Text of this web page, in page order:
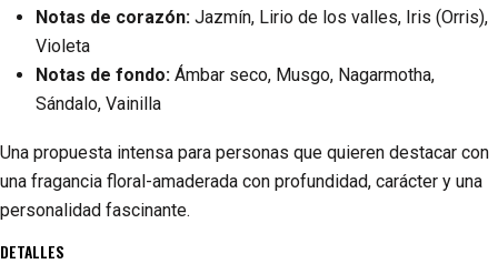
Notas de corazón: Jazmín, Lirio de los valles, Iris (Orris),
Violeta
Notas de fondo: Ámbar seco, Musgo, Nagarmotha,
Sándalo, Vainilla
Una propuesta intensa para personas que quieren destacar con
una fragancia floral-amaderada con profundidad, carácter y una
personalidad fascinante.
DETALLES